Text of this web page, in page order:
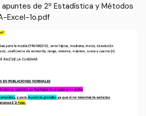
de 2º Estadística y Métodos
Excel-1o.pdf